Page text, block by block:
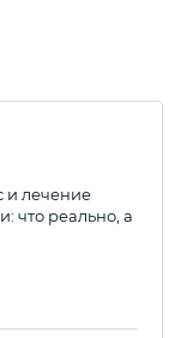
и лечение
что реально, а